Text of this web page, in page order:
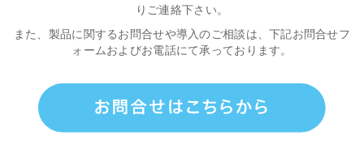
りご連絡下さい。
また、製品に関するお問合せや導入のご相談は、下記お問合せフ
ォームおよびお電話にて承っております。